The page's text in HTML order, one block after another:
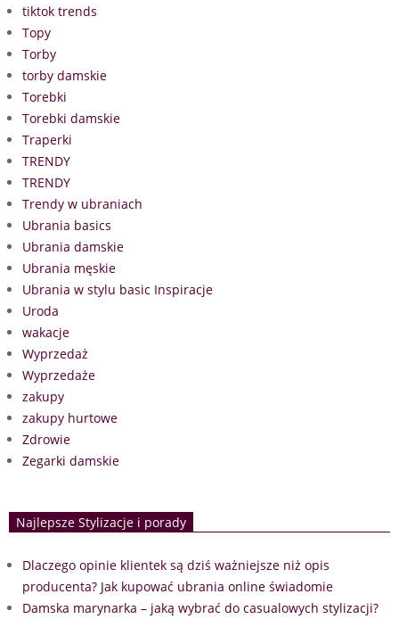
tiktok trends
Topy
Torby
torby damskie
Torebki
Torebki damskie
Traperki
TRENDY
TRENDY
Trendy w ubraniach
Ubrania basics
Ubrania damskie
Ubrania męskie
Ubrania w stylu basic Inspiracje
Uroda
wakacje
Wyprzedaż
Wyprzedaże
zakupy
zakupy hurtowe
Zdrowie
Zegarki damskie
Najlepsze Stylizacje i porady
Dlaczego opinie klientek są dziś ważniejsze niż opis
producenta? Jak kupować ubrania online świadomie
Damska marynarka – jaką wybrać do casualowych stylizacji?